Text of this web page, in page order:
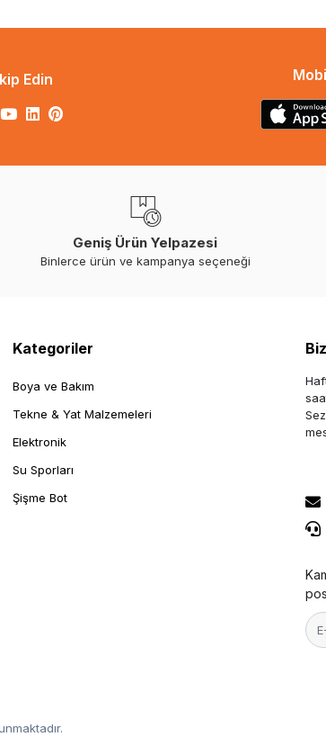
Edin
Geniş Ürün Yelpazesi
Binlerce ürün ve kampanya seçeneği
Kategoriler
Boya ve Bakım
Tekne & Yat Malzemeleri
Elektronik
Su Sporları
Şişme Bot